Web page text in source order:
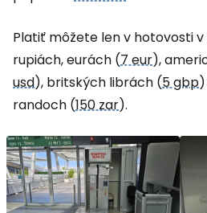
Platiť môžete len v hotovosti
rupiách, eurách (7 eur),
usd), britských librách (5 gbp
randoch (150 zar).